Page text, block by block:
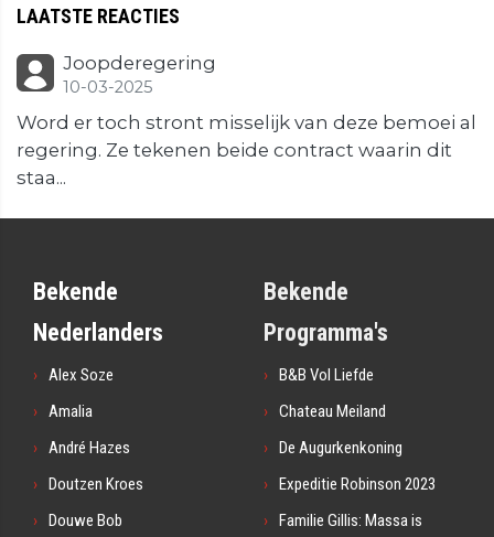
LAATSTE REACTIES
Joopderegering
10-03-2025
Word er toch stront misselijk van deze bemoei al
regering. Ze tekenen beide contract waarin dit
staa...
Bekende
Nederlanders
Alex Soze
Amalia
André Hazes
Doutzen Kroes
Douwe Bob
Bekende
Programma's
B&B Vol Liefde
Chateau Meiland
De Augurkenkoning
Expeditie Robinson 2023
Familie Gillis: Massa is